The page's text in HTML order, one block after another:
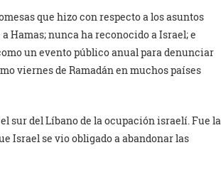
que hizo con respecto a los asuntos
Hamas; nunca ha reconocido a Israel; e
un evento público anual para denunciar
viernes de Ramadán en muchos países
sur del Líbano de la ocupación israelí. Fue la
Israel se vio obligado a abandonar las